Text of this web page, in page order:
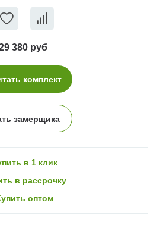
380 руб
комплект
замерщика
в 1 клик
в рассрочку
оптом